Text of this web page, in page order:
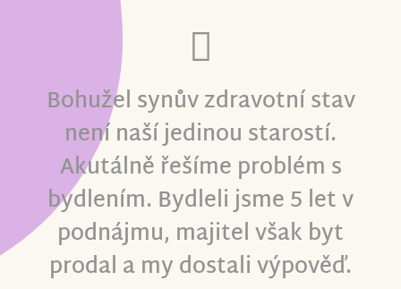
Bohužel synův zdravotní stav
není naší jedinou starostí.
Akutálně řešíme problém s
bydlením. Bydleli jsme 5 let v
podnájmu, majitel však byt
prodal a my dostali výpověď.